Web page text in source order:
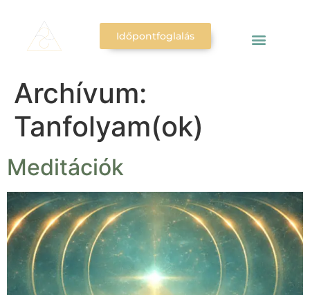
Időpontfoglalás
Archívum:
Tanfolyam(ok)
Meditációk